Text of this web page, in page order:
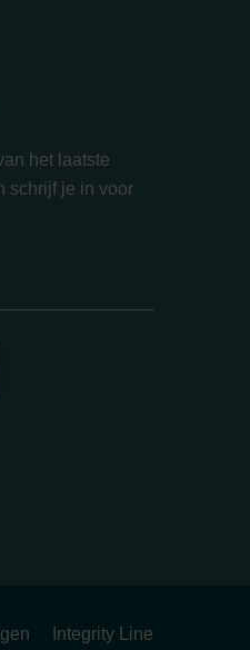
het laatste
schrijf je in voor
Integrity Line